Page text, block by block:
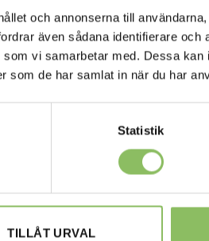
och annonserna till
även sådana identifierare och
vi samarbetar med. Dessa
som de har samlat in när du har
Statistik
TILLÅT URVAL